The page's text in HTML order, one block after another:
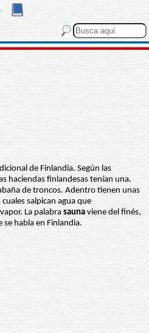
de Finlandia. Según las
haciendas finlandesas tenían una.
de troncos. Adentro tienen unas
salpican agua que
La palabra sauna viene del finés,
se habla en Finlandia.